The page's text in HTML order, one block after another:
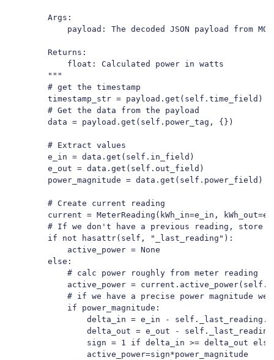
        Args:
payload: The decoded JSON payload from
        Returns:
            float: Calculated power in watts
        """
        # get the timestamp
        timestamp_str = payload.get(self.time_field)
        # Get the data from the payload
        data = payload.get(self.power_tag, {})
        # Extract values
        e_in = data.get(self.in_field)
        e_out = data.get(self.out_field)
        power_magnitude = data.get(self.power_field)
        # Create current reading
current = MeterReading(kWh_in=e_in,
# If we don't have a previous reading, store
        if not hasattr(self, "_last_reading"):
            active_power = None
        else:
            # calc power roughly from meter reading
active_power =
# if we have a precise power magnitude we
            if power_magnitude:
delta_in = e_in -
delta_out = e_out -
sign = 1 if delta_in >= delta_out
                active_power=sign*power_magnitude